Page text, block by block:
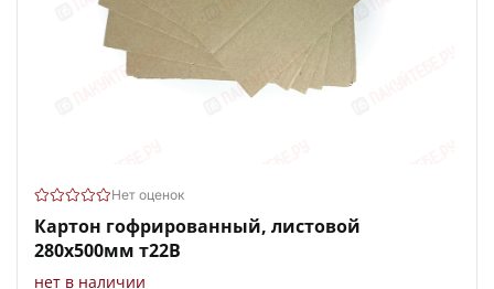
Нет оценок
Картон гофрированный, листовой
280х500мм т22В
нет в наличии